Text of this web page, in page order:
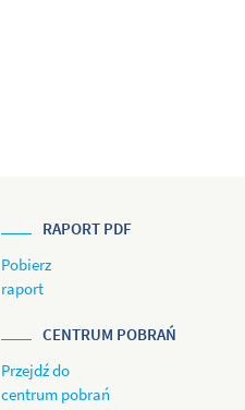
RAPORT PDF
Pobierz
raport
CENTRUM POBRAŃ
Przejdź do
centrum pobrań